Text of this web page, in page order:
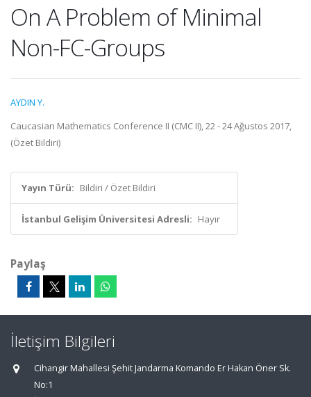
On A Problem of Minimal
Non-FC-Groups
AYDIN Y.
Caucasian Mathematics Conference II (CMC II), 22 - 24 Ağustos 2017,
(Özet Bildiri)
Yayın Türü: Bildiri / Özet Bildiri
İstanbul Gelişim Üniversitesi Adresli: Hayır
Paylaş
İletişim Bilgileri
Cihangir Mahallesi Şehit Jandarma Komando Er Hakan Öner Sk.
No:1